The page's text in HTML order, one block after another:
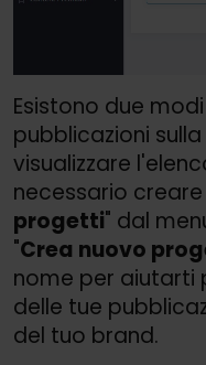
Esistono due
pubblicazioni
visualizzare
necessario
progetti" dal
"Crea nuovo
nome per aiutarti
delle tue
del tuo brand.